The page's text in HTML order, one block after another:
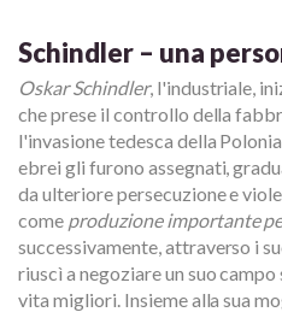
Schindler – una
Oskar Schindler, l'industriale,
che prese il controllo della
l'invasione tedesca della
ebrei gli furono assegnati,
da ulteriore persecuzione e
come produzione importante
successivamente, attraverso i
riuscì a negoziare un suo
vita migliori. Insieme alla sua